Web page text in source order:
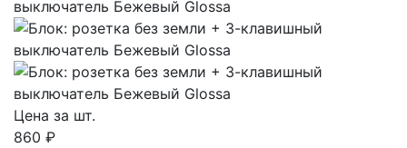
Цена за шт.
860 ₽